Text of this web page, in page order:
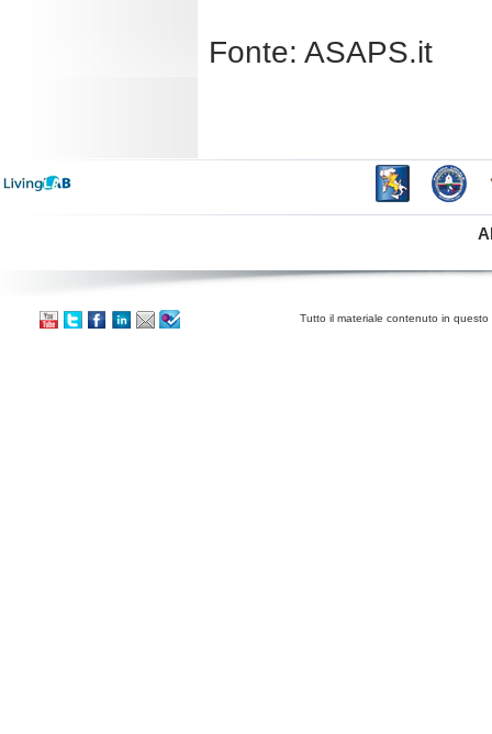
Fonte: ASAPS.it
Tutto il materiale contenuto in